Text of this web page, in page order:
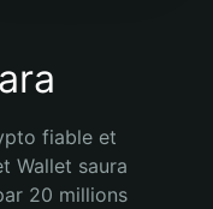
fiable et
Wallet saura
20 millions